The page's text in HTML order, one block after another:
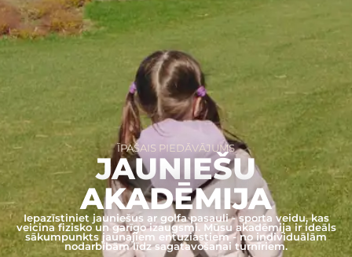
ĪPAŠAIS PIEDĀVĀJUMS
JAUNIEŠU
AKADĒMIJA
Iepazīstiniet jauniešus ar golfa pasauli - sporta veidu, kas
veicina fizisko un garīgo izaugsmi. Mūsu akadēmija ir ideāls
sākumpunkts jaunajiem entuziastiem - no individuālām
nodarbībām līdz sagatavošanai turnīriem.